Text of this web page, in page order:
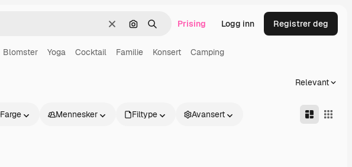
Slett Søk etter bilde
Søk Prising Logg inn Registrer deg
Blomster Yoga Cocktail Familie Konsert Camping
Relevant
Farge Mennesker Filtype Avansert